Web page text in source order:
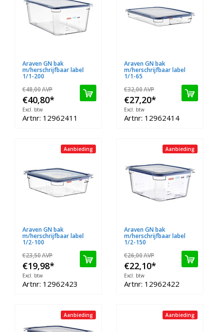
Araven GN bak
m/herschrijfbaar label
1/1-200
€48,00AVP
€40,80*
Excl. btw
Artnr: 12962411
Araven GN bak
m/herschrijfbaar label
1/1-65
€32,00AVP
€27,20*
Excl. btw
Artnr: 12962414
Aanbieding
Araven GN bak
m/herschrijfbaar label
1/2-100
€23,50AVP
€19,98*
Excl. btw
Artnr: 12962423
Aanbieding
Araven GN bak
m/herschrijfbaar label
1/2-150
€26,00AVP
€22,10*
Excl. btw
Artnr: 12962422
Aanbieding Aanbieding